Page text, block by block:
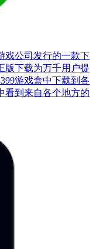
戏公司发行的一款下
版下载为万千用户提
游戏盒中下载到各
看到来自各个地方的